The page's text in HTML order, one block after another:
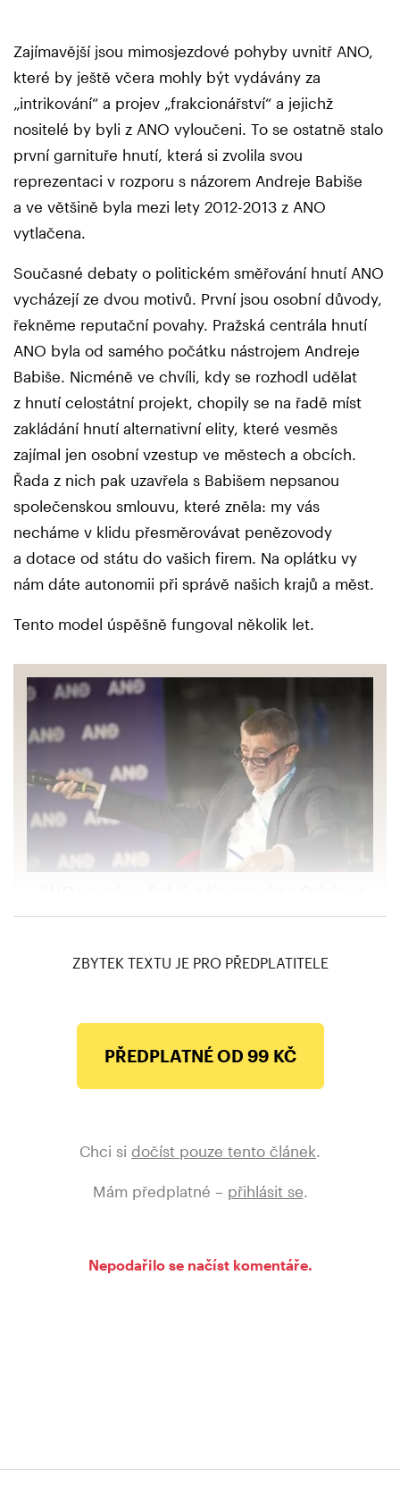
Zajímavější jsou mimosjezdové pohyby uvnitř ANO,
které by ještě včera mohly být vydávány za
„intrikování“ a projev „frakcionářství“ a jejichž
nositelé by byli z ANO vyloučeni. To se ostatně stalo
první garnituře hnutí, která si zvolila svou
reprezentaci v rozporu s názorem Andreje Babiše
a ve většině byla mezi lety 2012-2013 z ANO
vytlačena.
Současné debaty o politickém směřování hnutí ANO
vycházejí ze dvou motivů. První jsou osobní důvody,
řekněme reputační povahy. Pražská centrála hnutí
ANO byla od samého počátku nástrojem Andreje
Babiše. Nicméně ve chvíli, kdy se rozhodl udělat
z hnutí celostátní projekt, chopily se na řadě míst
zakládání hnutí alternativní elity, které vesměs
zajímal jen osobní vzestup ve městech a obcích.
Řada z nich pak uzavřela s Babišem nepsanou
společenskou smlouvu, které zněla: my vás
necháme v klidu přesměrovávat penězovody
a dotace od státu do vašich firem. Na oplátku vy
nám dáte autonomii při správě našich krajů a měst.
Tento model úspěšně fungoval několik let.
před ním musejí připadat jako břídilové, říká
ZBYTEK TEXTU JE PRO PŘEDPLATITELE
PŘEDPLATNÉ OD 99 KČ
Chci si dočíst pouze tento článek
Mám předplatné – přihlásit se
Nepodařilo se načíst komentáře.